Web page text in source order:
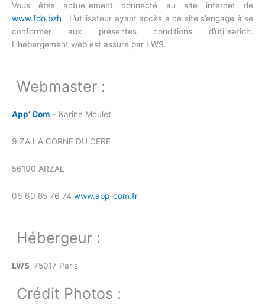
Vous êtes actuellement connecté au site internet de
www.fdo.bzh. L’utilisateur ayant accès à ce site s’engage à se
conformer aux présentes conditions d’utilisation.
L’hébergement web est assuré par LWS.
Webmaster :
App’ Com – Karine Moulet
9 ZA LA CORNE DU CERF
56190 ARZAL
06 60 85 76 74 www.app-com.fr
Hébergeur :
LWS 75017 Paris
Crédit Photos :